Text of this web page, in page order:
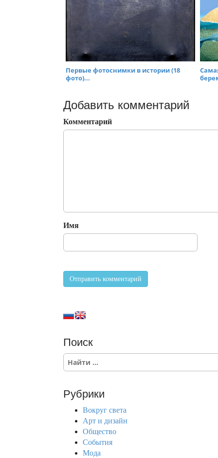
Первые фотоснимки в истории (18
фото)...
Добавить комментарий
Комментарий
Имя
Поиск
S
e
c
Рубрики
Вокруг света
Арт и дизайн
Общество
События
Мода